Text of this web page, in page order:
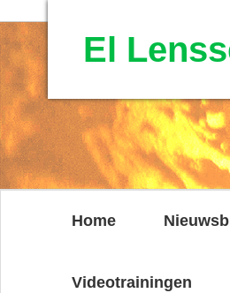
El
Home
Videotrainingen